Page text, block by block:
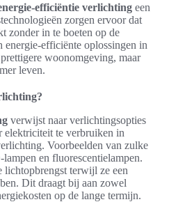
efficiëntie verlichting een
zorgen ervoor dat
zonder in te boeten op de
efficiënte oplossingen in
woonomgeving, maar
leven.
verwijst naar verlichtingsopties
te verbruiken in
Voorbeelden van zulke
en fluorescentielampen.
lichtopbrengst terwijl ze een
Dit draagt bij aan zowel
op de lange termijn.